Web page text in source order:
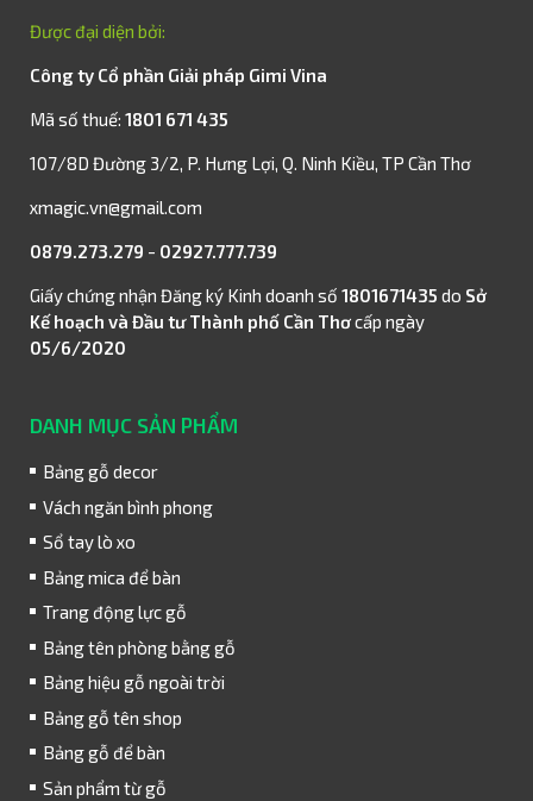
Được đại diện bởi:
Công ty Cổ phần Giải pháp Gimi Vina
Mã số thuế: 1801 671 435
107/8D Đường 3/2, P. Hưng Lợi, Q. Ninh Kiều, TP Cần Thơ
xmagic.vn@gmail.com
0879.273.279 - 02927.777.739
Giấy chứng nhận Đăng ký Kinh doanh số 1801671435 do Sở
Kế hoạch và Đầu tư Thành phố Cần Thơcấp ngày
05/6/2020
DANH MỤC SẢN PHẨM
Bảng gỗ decor
Vách ngăn bình phong
Sổ tay lò xo
Bảng mica để bàn
Trang động lực gỗ
Bảng tên phòng bằng gỗ
Bảng hiệu gỗ ngoài trời
Bảng gỗ tên shop
Bảng gỗ để bàn
Sản phẩm từ gỗ